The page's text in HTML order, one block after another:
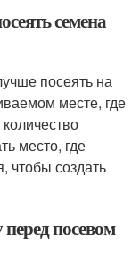
семена
посеять на
месте, где
место, где
чтобы создать
посевом